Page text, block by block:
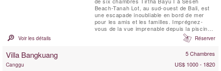
Beach-Tanah Lot, au sud-ouest de Bali, est
une escapade inoubliable en bord de mer
pour les amis et les familles. Imprégnez-
vous de la vue imprenable depuis la piscine
à débordement de 14 mètres bordée de
jardins tropicaux luxuriants, faites une partie
sport. Ou asseyez-vous simplement et
Voir les détails Réserver
Villa Bangkuang 5 Chambres
Canggu
US$ 1000 - 1820